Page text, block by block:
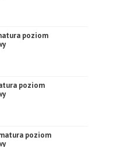
poziom
poziom
poziom